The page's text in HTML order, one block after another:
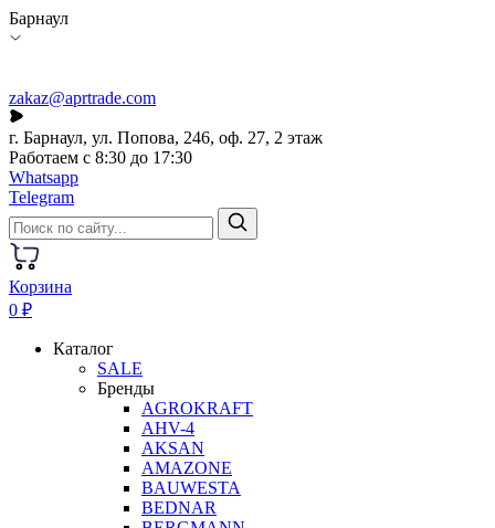
Барнаул
zakaz@aprtrade.com
г. Барнаул, ул. Попова, 246, оф. 27, 2 этаж
Работаем с 8:30 до 17:30
Whatsapp
Telegram
Корзина
0 ₽
Каталог
SALE
Бренды
AGROKRAFT
AHV-4
AKSAN
AMAZONE
BAUWESTA
BEDNAR